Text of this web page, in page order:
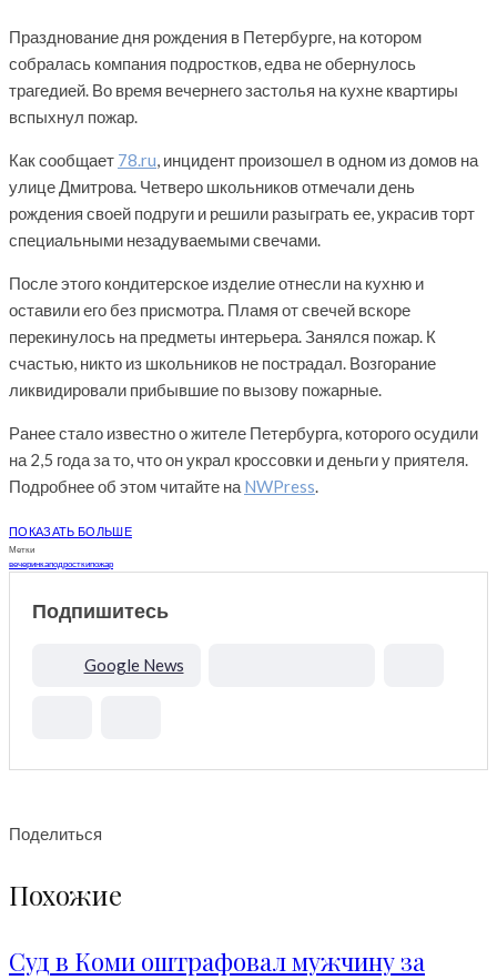
Празднование дня рождения в Петербурге, на котором
собралась компания подростков, едва не обернулось
трагедией. Во время вечернего застолья на кухне квартиры
вспыхнул пожар.
Как сообщает 78.ru, инцидент произошел в одном из домов на
улице Дмитрова. Четверо школьников отмечали день
рождения своей подруги и решили разыграть ее, украсив торт
специальными незадуваемыми свечами.
После этого кондитерское изделие отнесли на кухню и
оставили его без присмотра. Пламя от свечей вскоре
перекинулось на предметы интерьера. Занялся пожар. К
счастью, никто из школьников не пострадал. Возгорание
ликвидировали прибывшие по вызову пожарные.
Ранее стало известно о жителе Петербурга, которого осудили
на 2,5 года за то, что он украл кроссовки и деньги у приятеля.
Подробнее об этом читайте на NWPress.
ПОКАЗАТЬ БОЛЬШЕ
Метки
вечеринкаподросткипожар
Подпишитесь
Google News
Поделиться
Похожие
Суд в Коми оштрафовал мужчину за